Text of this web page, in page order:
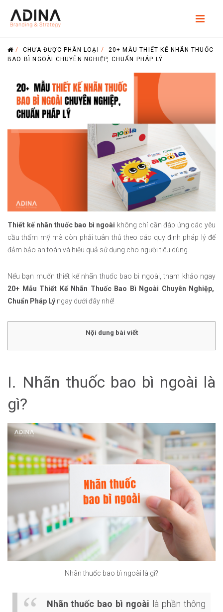
/CHƯA ĐƯỢC PHÂN LOẠI / 20+ MẪU THIẾT KẾ NHÃN THUỐC
BAO BÌ NGOÀI CHUYÊN NGHIỆP, CHUẨN PHÁP LÝ
Thiết kế nhãn thuốc bao bì ngoài không chỉ cần đáp ứng các yêu
cầu thẩm mỹ mà còn phải tuân thủ theo các quy định pháp lý để
đảm bảo an toàn và hiệu quả sử dụng cho người tiêu dùng.
Nếu bạn muốn thiết kế nhãn thuốc bao bì ngoài, tham khảo ngay
20+ Mẫu Thiết Kế Nhãn Thuốc Bao Bì Ngoài Chuyên Nghiệp,
Chuẩn Pháp Lý ngay dưới đây nhé!
Nội dung bài viết
I. Nhãn thuốc bao bì ngoài là
gì?
Nhãn thuốc bao bì ngoài là gì?
Nhãn thuốc bao bì ngoài là phần thông